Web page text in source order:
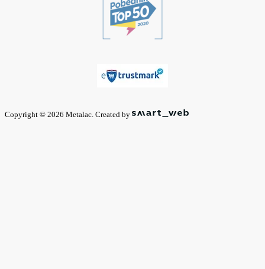
Copyright © 2026 Metalac. Created by